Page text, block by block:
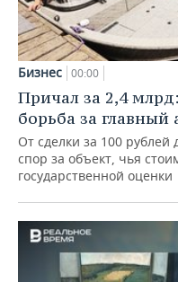
Бизнес 00:00
Причал за 2,4
борьба за
От сделки за 100 рублей
спор за объект, чья
государственной оценки